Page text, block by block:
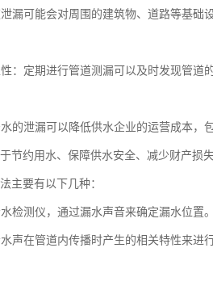
漏可能会对周围的建筑物、道路等基
：定期进行管道测漏可以及时发现管
的泄漏可以降低供水企业的运营成本，
节约用水、保障供水安全、减少财产损
主要有以下几种：
检测仪，通过漏水声音来确定漏水位置
声在管道内传播时产生的相关特性来